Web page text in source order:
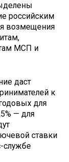
российским
возмещения
МСП и
даст
к
для
— для
ставки
службе